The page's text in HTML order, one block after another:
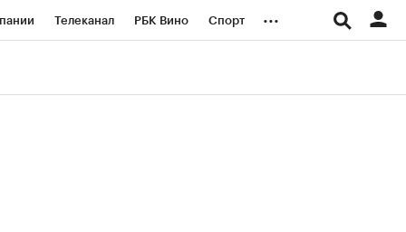
Телеканал РБК Вино Спорт ...